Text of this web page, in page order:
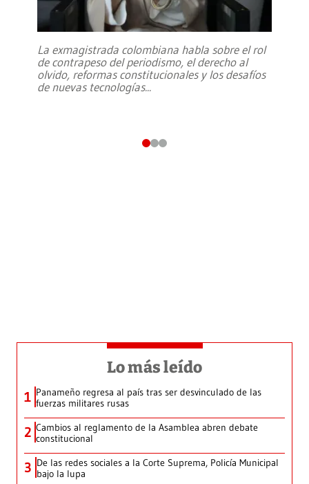
La exmagistrada colombiana habla sobre el rol
de contrapeso del periodismo, el derecho al
olvido, reformas constitucionales y los desafíos
de nuevas tecnologías...
Lo más leído
1 Panameño regresa al país tras ser desvinculado de las
fuerzas militares rusas
2 Cambios al reglamento de la Asamblea abren debate
constitucional
3 De las redes sociales a la Corte Suprema, Policía Municipal
bajo la lupa